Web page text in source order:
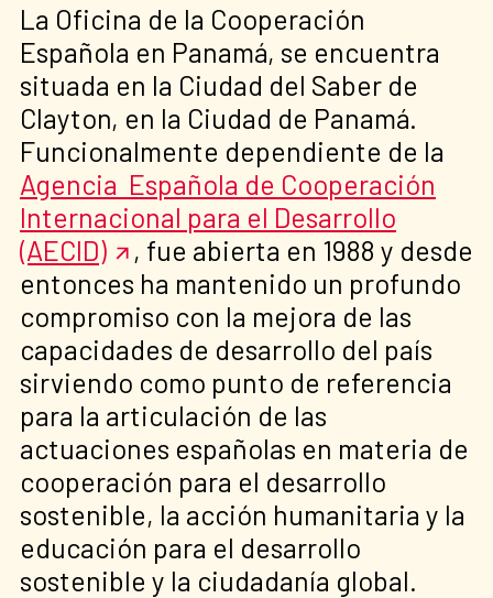
La Oficina de la Cooperación
Española en Panamá, se encuentra
situada en la Ciudad del Saber de
Clayton, en la Ciudad de Panamá.
Funcionalmente dependiente de la
Agencia Española de Cooperación
Internacional para el Desarrollo
(AECID)
, fue abierta en 1988 y desde
entonces ha mantenido un profundo
compromiso con la mejora de las
capacidades de desarrollo del país
sirviendo como punto de referencia
para la articulación de las
actuaciones españolas en materia de
cooperación para el desarrollo
sostenible, la acción humanitaria y la
educación para el desarrollo
sostenible y la ciudadanía global.